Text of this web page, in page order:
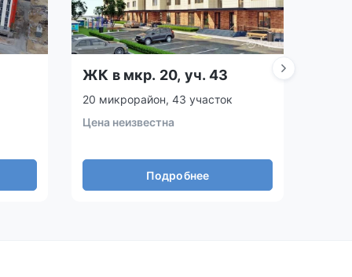
ЖК в мкр. 20, уч. 43
20 микрорайон, 43 участок
Цена неизвестна
Подробнее